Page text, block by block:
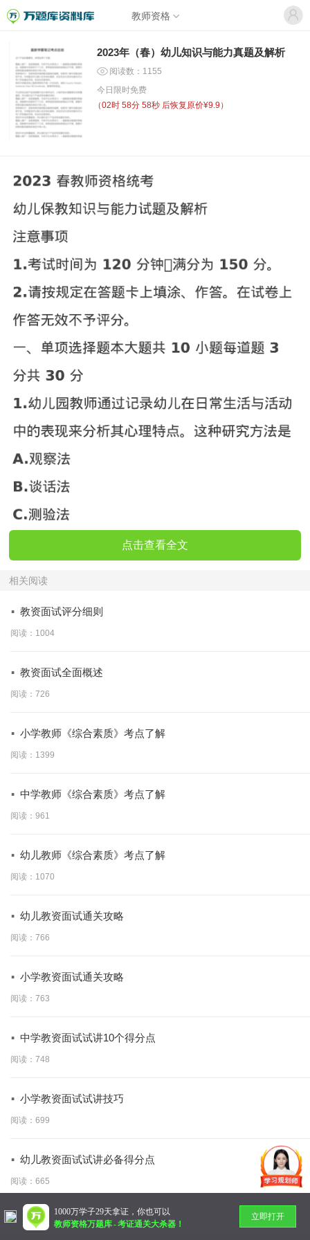
教师资格
2023年（春）幼儿知识与能力真题及解析
阅读数：1155
今日限时免费
（02时 58分 58秒 后恢复原价¥9.9）
点击查看全文
相关阅读
· 教资面试评分细则
阅读：1004
· 教资面试全面概述
阅读：726
· 小学教师《综合素质》考点了解
阅读：1399
· 中学教师《综合素质》考点了解
阅读：961
· 幼儿教师《综合素质》考点了解
阅读：1070
· 幼儿教资面试通关攻略
阅读：766
· 小学教资面试通关攻略
阅读：763
· 中学教资面试试讲10个得分点
阅读：748
· 小学教资面试试讲技巧
阅读：699
· 幼儿教资面试试讲必备得分点
阅读：665
暂无更多
1000万学子29天拿证，你也可以
教师资格万题库-考证通关大杀器！
立即打开